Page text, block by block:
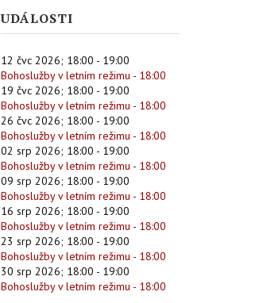
UDÁLOSTI
12 čvc 2026; 18:00 - 19:00
Bohoslužby v letním režimu - 18:00
19 čvc 2026; 18:00 - 19:00
Bohoslužby v letním režimu - 18:00
26 čvc 2026; 18:00 - 19:00
Bohoslužby v letním režimu - 18:00
02 srp 2026; 18:00 - 19:00
Bohoslužby v letním režimu - 18:00
09 srp 2026; 18:00 - 19:00
Bohoslužby v letním režimu - 18:00
16 srp 2026; 18:00 - 19:00
Bohoslužby v letním režimu - 18:00
23 srp 2026; 18:00 - 19:00
Bohoslužby v letním režimu - 18:00
30 srp 2026; 18:00 - 19:00
Bohoslužby v letním režimu - 18:00